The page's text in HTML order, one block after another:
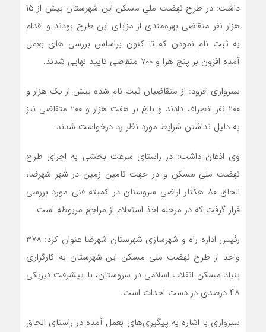
داشت: در طرح نهضت ملی مسکن این شهرستان بیش از ۱۵
هزار نفر متقاضی بهره‌مندی از مزایای این طرح بودند و اقدام
به ثبت نام نمودن که تا کنون براساس بررسی های بعمل
آمده افزون بر پنج هزا و ۷۰۰ متقاضی تایید نهایی شدند.
سبزواری افزود: از متقاضیان ثبت نام شده بیش از یک هزار و
۲۰۰ نفر انصراف دادند و بالغ بر هفت هزار و ۲۰۰ متقاضی نیز
به دلیل نداشتن شرایط مورد نظر رد درخواست شدند.
وی اذعان داشت: در راستای سرعت بخشی به اجرای طرح
نهضت ملی مسکن و در جهت تامین زمین در شهر شهرضا،
الحاق ۸۰ هکتار اراضی سروستان در کمیته فنی مورد بررسی
قرار گرفت که در مرحله اخذ استعلام از مراجع مربوطه است.
رئیس اداره راه و شهرسازی شهرستان شهرضا عنوان کرد: ۳۷۸
واحد از طرح نهضت ملی مسکن این شهرستان به کارگزاری
بنیاد مسکن انقلاب اسلامی در سروستان، با پیشرفت فیزیکی
۴۸ درصدی در دست احداث است.
سبزواری با اشاره به پیگیری‌های بعمل آمده در راستای الحاق